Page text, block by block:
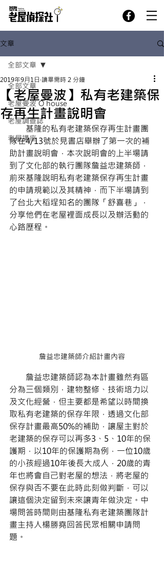
文章
全部文章
老屋曼波 O house
老屋調查誌
老屋講座
全部文章
【老屋曼波】私有老建築保
存再生計畫說明會
2019年9月1日 讀畢需時 2 分鐘
基隆的私有老建築保存再生計畫團
隊在4/13號於見書店舉辦了第一次的補
助計畫說明會，本次說明會的上半場請
到了文化部的執行團隊詹益忠建築師，
前來基隆說明私有老建築保存再生計畫
的申請規範以及其精神，而下半場請到
了台北大稻埕知名的團隊「舒喜巷」，
分享他們在老屋裡面成長以及辦活動的
心路歷程。
詹益忠建築師介紹計畫內容
詹益忠建築師認為本計畫雖然有區
分為三個類別，建物整修、技術培力以
及文化經營，但主要都是希望以時間換
取私有老建築的保存年限，透過文化部
保存計畫最高50%的補助，讓屋主對於
老建築的保存可以再多3、5、10年的保
護期，以10年的保護期為例，一位10歲
的小孩經過10年後長大成人，20歲的青
年也將會自己對老屋的想法，將老屋的
保存與否不要在此時此刻做判斷，可以
讓這個決定留到未來讓青年做決定。中
場問答時間則由基隆私有老建築團隊計
畫主持人楊勝堯回答民眾相關申請問
題。